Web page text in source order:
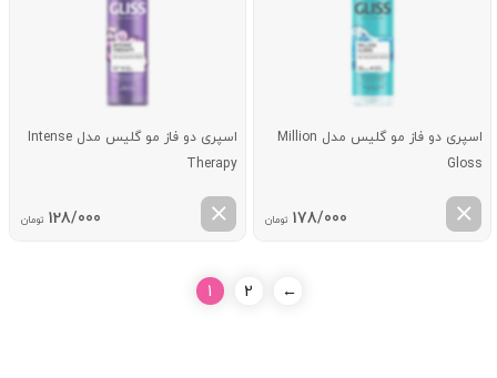
اسپری دو فاز مو گلیس مدل Million
Gloss
178/000 تومان
اسپری دو فاز مو گلیس مدل Intense
Therapy
128/000 تومان
1 2 ←